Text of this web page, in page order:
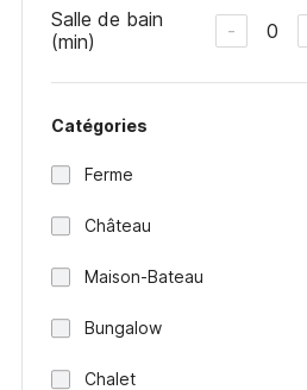
Salle de bain
(min)
- 0
Catégories
Ferme
Château
Maison-Bateau
Bungalow
Chalet